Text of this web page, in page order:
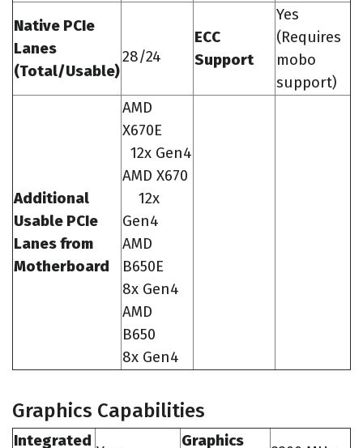
Native PCIe
Lanes
(Total/Usable)
28/24
ECC
Support
Yes
(Requires
mobo
support)
Additional
Usable PCIe
Lanes from
Motherboard
AMD
X670E
12x Gen4
AMD X670
12x
Gen4
AMD
B650E
8x Gen4
AMD
B650
8x Gen4
Graphics Capabilities
Integrated
Graphics